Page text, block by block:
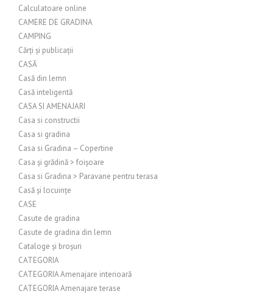
Calculatoare online
CAMERE DE GRADINA
CAMPING
Cărți și publicații
CASĂ
Casă din lemn
Casă inteligentă
CASA SI AMENAJARI
Casa si constructii
Casa si gradina
Casa si Gradina – Copertine
Casa și grădină > foișoare
Casa si Gradina > Paravane pentru terasa
Casă și locuințe
CASE
Casute de gradina
Casute de gradina din lemn
Cataloge și broșuri
CATEGORIA
CATEGORIA Amenajare interioară
CATEGORIA Amenajare terase